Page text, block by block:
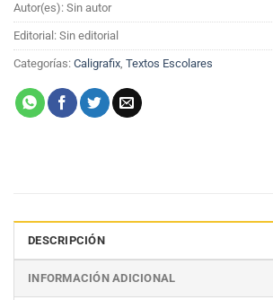
Autor(es): Sin autor
Editorial: Sin editorial
Categorías: Caligrafix Textos Escolares
DESCRIPCIÓN
INFORMACIÓN ADICIONAL